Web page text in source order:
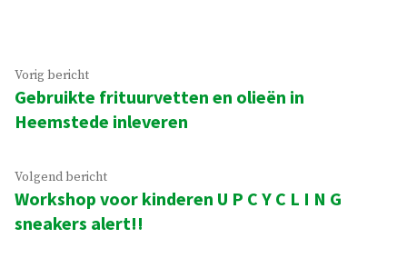
Bericht
navigatie
Vorig berichtVorig
bericht:
Gebruikte frituurvetten en olieën in
Heemstede inleveren
Volgend berichtVolgend
bericht:
Workshop voor kinderen U P C Y C L I N G
sneakers alert!!